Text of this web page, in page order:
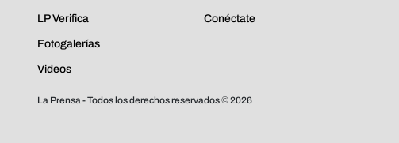
LP Verifica
Fotogalerías
Videos
Conéctate
La Prensa - Todos los derechos reservados ©2026